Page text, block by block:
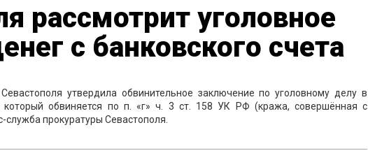
рассмотрит уголовное
с банковского счета
утвердила обвинительное заключение по уголовному делу в
который обвиняется по п. «г» ч. 3 ст. 158 УК РФ (кража, совершённая с
служба прокуратуры Севастополя.